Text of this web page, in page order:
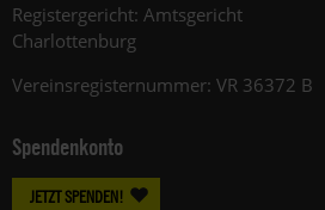
Registergericht: Amtsgericht
Charlottenburg
Vereinsregisternummer: VR 36372 B
Spendenkonto
JETZT SPENDEN!